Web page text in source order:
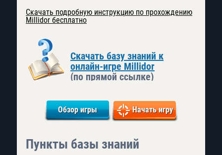
Скачать подробную инструкцию по прохождению
Millidor бесплатно
Скачать базу знаний к
онлайн-игре Millidor
(по прямой ссылке)
Обзор игры Начать игру
Пункты базы знаний